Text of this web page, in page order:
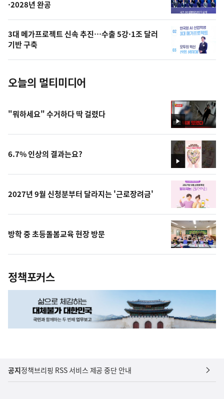
의
사
진
·2028년 완공
3대 메가프로젝트 신속 추진…수출 5강·1조 달러
기반 구축
오늘의 멀티미디어
영
상
"뭐하세요" 수거하다 딱 걸렸다
영
상
6.7% 인상의 결과는요?
2027년 9월 신청분부터 달라지는 '근로장려금'
방학 중 초등돌봄교육 현장 방문
정책포커스
공지정책브리핑 RSS 서비스 제공 중단 안내